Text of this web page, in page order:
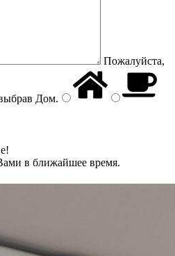
Пожалуйста,
Дом.
в ближайшее время.